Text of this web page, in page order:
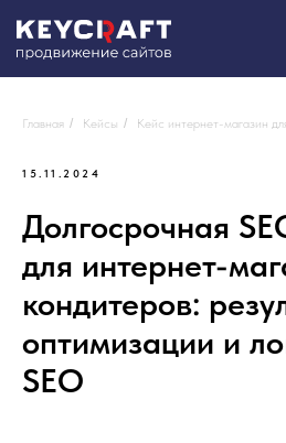
Telegram
Главная / Кейсы / Кейс интернет-магазин
15.11.2024
Долгосрочная
для интернет-
кондитеров:
оптимизации и
SEO